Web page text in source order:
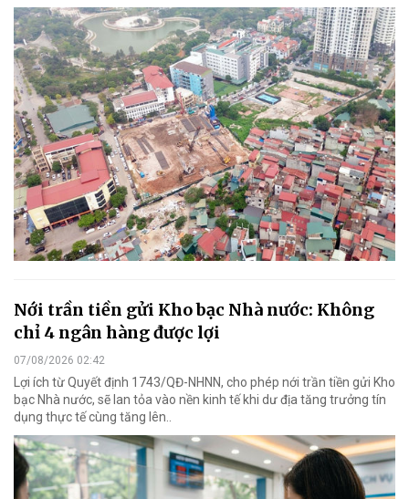
Nới trần tiền gửi Kho bạc Nhà nước: Không
chỉ 4 ngân hàng được lợi
07/08/2026 02:42
Lợi ích từ Quyết định 1743/QĐ-NHNN, cho phép nới trần tiền gửi Kho
bạc Nhà nước, sẽ lan tỏa vào nền kinh tế khi dư địa tăng trưởng tín
dụng thực tế cùng tăng lên..